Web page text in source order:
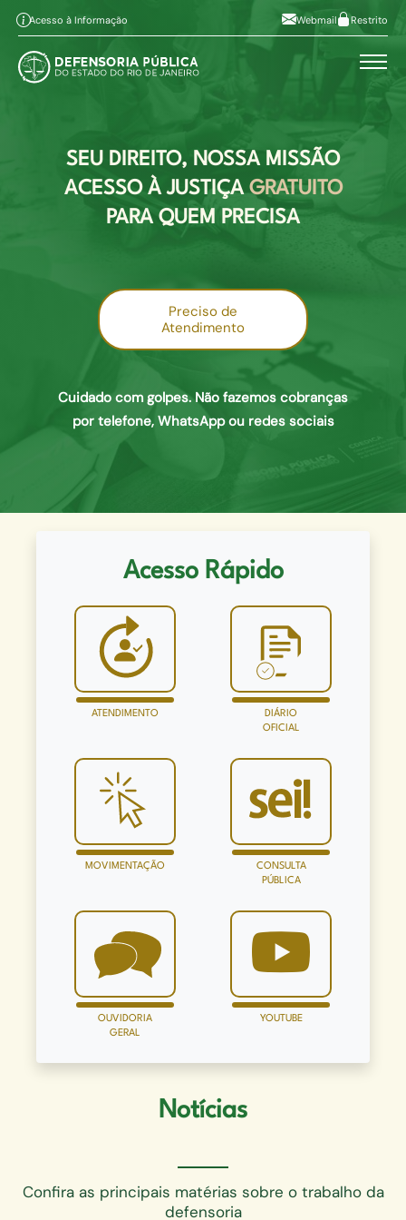
Pular para o conteúdo principal
Ir ao conteúdo Alt+2
Alto contraste
A Aumentar fonte Alt+6
Acesso à Informação Webmail Restrito
SEU DIREITO, NOSSA MISSÃO
ACESSO À JUSTIÇAGRATUITO
PARA QUEM PRECISA
Preciso de
Atendimento
Cuidado com golpes. Não fazemos cobranças
por telefone, WhatsApp ou redes sociais
Acesso Rápido
ATENDIMENTO
DIÁRIO
OFICIAL
MOVIMENTAÇÃO
CONSULTA
PÚBLICA
OUVIDORIA
GERAL
YOUTUBE
Notícias
Confira as principais matérias sobre o trabalho da
defensoria